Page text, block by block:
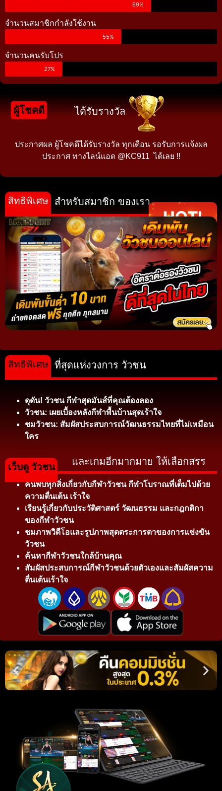
69%
จำนวนสมาชิกกำลังใช้งาน
55%
จำนวนคนรับโปร
27%
ผู้โชคดี ได้รับรางวัล
ประกาศผล ผู้โชคดีได้รับรางวัล ทุกเดือน รอรับการแจ้งผล
ประกาศ ทางไลน์แอด @KC911 ได้เลย !!
สำหรับสมาชิก ของเรา
สิทธิพิเศษ
ที่สุดแห่งวงการ วัวชน
ดุดัน! วัวชน กีฬาสุดมันส์ที่คุณต้องลอง
วัวชน: เผยเบื้องหลังกีฬาพื้นบ้านสุดเร้าใจ
ชมวัวชน: สัมผัสประสบการณ์วัฒนธรรมไทยที่ไม่เหมือน
ใคร
สิทธิพิเศษ
และเกมอีกมากมาย ให้เลือกสรร
ค้นพบทุกสิ่งเกี่ยวกับกีฬาวัวชน กีฬาโบราณที่เต็มไปด้วย
ความตื่นเต้น เร้าใจ
เรียนรู้เกี่ยวกับประวัติศาสตร์ วัฒนธรรม และกฎกติกา
ของกีฬาวัวชน
ชมภาพวิดีโอและรูปภาพสุดตระการตาของการแข่งขัน
วัวชน
ค้นหากีฬาวัวชนใกล้บ้านคุณ
สัมผัสประสบการณ์กีฬาวัวชนด้วยตัวเองและสัมผัสความ
ตื่นเต้นเร้าใจ
เว็บดู วัวชน